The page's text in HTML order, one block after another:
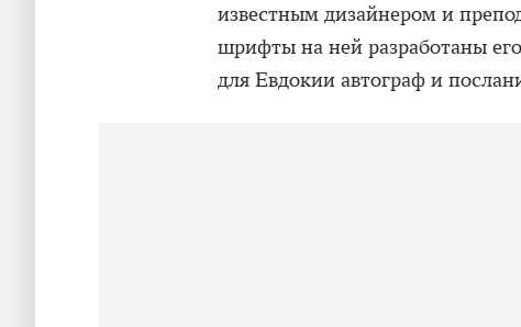
известным дизайнером и
шрифты на ней разработаны
для Евдокии автограф и